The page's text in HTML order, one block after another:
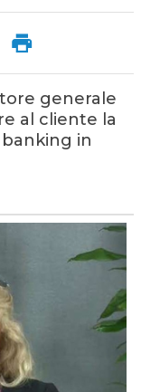
generale
al cliente la
in